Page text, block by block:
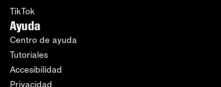
TikTok
Ayuda
Centro de ayuda
Tutoriales
Accesibilidad
Privacidad